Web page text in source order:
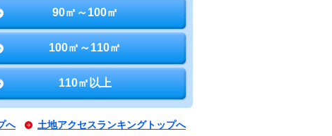
90㎡～100㎡
100㎡～110㎡
110㎡以上
へ 土地アクセスランキングトップへ